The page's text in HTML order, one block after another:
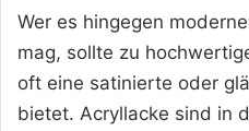
Wer es hingegen
mag, sollte zu
oft eine satinierte oder
bietet. Acryllacke sind in